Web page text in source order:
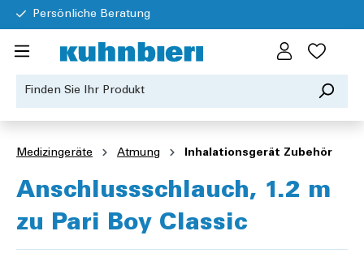
Persönliche Beratung
Medizingeräte Atmung Inhalationsgerät Zubehör
Anschlussschlauch, 1.2 m
zu Pari Boy Classic